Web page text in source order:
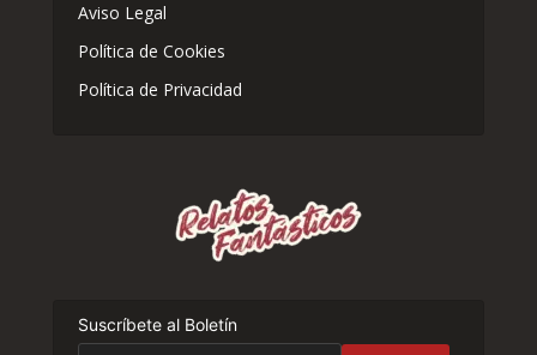
Aviso Legal
Política de Cookies
Política de Privacidad
Suscríbete al Boletín